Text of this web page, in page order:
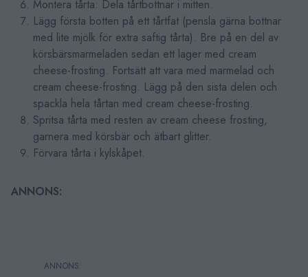
Montera tårta: Dela tårtbottnar i mitten.
Lägg första botten på ett tårtfat (pensla gärna bottnar
med lite mjölk för extra saftig tårta). Bre på en del av
körsbärsmarmeladen sedan ett lager med cream
cheese-frosting. Fortsätt att vara med marmelad och
cream cheese-frosting. Lägg på den sista delen och
spackla hela tårtan med cream cheese-frosting.
Spritsa tårta med resten av cream cheese frosting,
garnera med körsbär och ätbart glitter.
Förvara tårta i kylskåpet.
ANNONS: